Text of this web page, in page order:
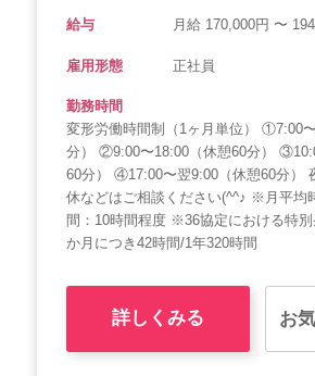
給与 月給 170,000円 〜
雇用形態 正社員
勤務時間
変形労働時間制（1ヶ月単位） ①7:00
分） ②9:00〜18:00（休憩60分）
60分） ④17:00〜翌9:00（休憩60分）
休などはご相談ください(^^♪ ※月平均
間：10時間程度 ※36協定における特
か月につき42時間/1年320時間
詳しくみる お